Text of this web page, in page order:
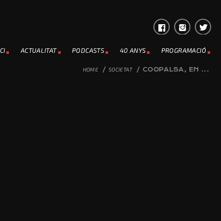
ACTUALITAT PODCASTS 40 ANYS PROGRAMACIÓ
HOME / SOCIETAT / COOPALSA, EN ...